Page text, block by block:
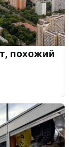
похожий